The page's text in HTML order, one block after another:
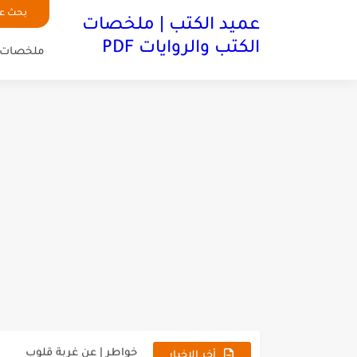
بحث
عميد الكتب | ملخصات
الكتب والروايات PDF
ملخصات